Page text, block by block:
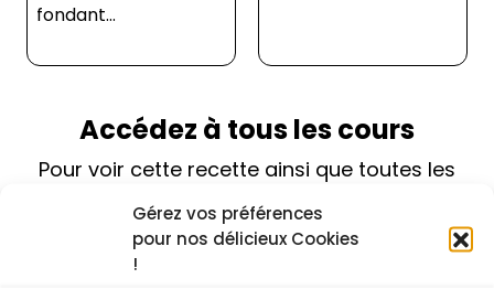
Gérez vos préférences
pour nos délicieux Cookies
!
fondant...
Accédez à tous les cours
Pour voir cette recette ainsi que toutes les
autres, choisissez une formule
d’abonnement.